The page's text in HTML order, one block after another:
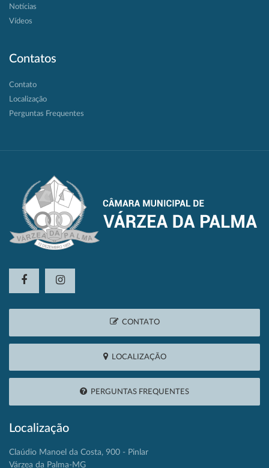
Notícias
Vídeos
Contatos
Contato
Localização
Perguntas Frequentes
CONTATO
LOCALIZAÇÃO
PERGUNTAS FREQUENTES
Localização
Claúdio Manoel da Costa, 900 - Pinlar
Várzea da Palma-MG